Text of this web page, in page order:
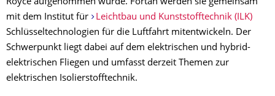
Royce aufgenommen wurde. Fortan werden sie gemeinsam
mit dem Institut für
Leichtbau und Kunststofftechnik (ILK)
Schlüsseltechnologien für die Luftfahrt mitentwickeln. Der
Schwerpunkt liegt dabei auf dem elektrischen und hybrid-
elektrischen Fliegen und umfasst derzeit Themen zur
elektrischen Isolierstofftechnik.